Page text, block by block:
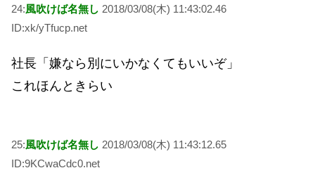
24:風吹けば名無し 2018/03/08(木) 11:43:02.46
ID:xk/yTfucp.net
社長「嫌なら別にいかなくてもいいぞ」
これほんときらい
25:風吹けば名無し 2018/03/08(木) 11:43:12.65
ID:9KCwaCdc0.net